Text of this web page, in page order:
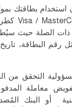
استخدام بطاقتك
Visa /
ذات الصلة حيث
رقم البطاقة، تاريخ
التحقق من
معاملة
أو البنك